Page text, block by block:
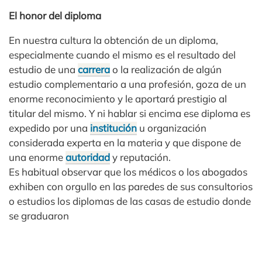
El honor del diploma
En nuestra cultura la obtención de un diploma,
especialmente cuando el mismo es el resultado del
estudio de una carrerao la realización de algún
estudio complementario a una profesión, goza de un
enorme reconocimiento y le aportará prestigio al
titular del mismo. Y ni hablar si encima ese diploma es
expedido por una institución u organización
considerada experta en la materia y que dispone de
una enormeautoridady reputación.
Es habitual observar que los médicos o los abogados
exhiben con orgullo en las paredes de sus consultorios
o estudios los diplomas de las casas de estudio donde
se graduaron